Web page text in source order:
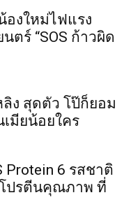
องใหม่ไฟแรง
ตร์ “SOS ก้าวผิด
ง สุดตัว โป๊ก็ยอม
มียน้อยใคร
Protein 6 รสชาติ
ปรตีนคุณภาพ ที่